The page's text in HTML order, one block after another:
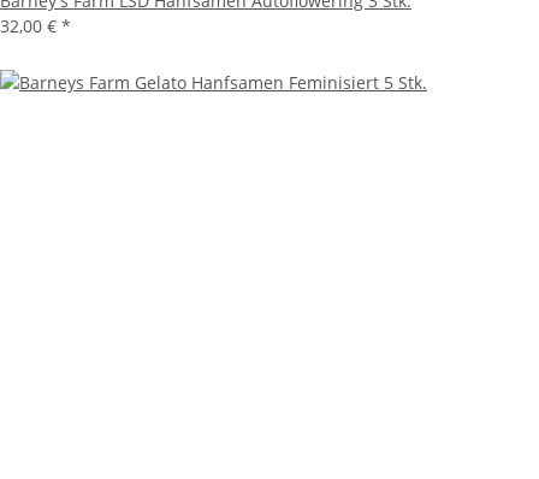
32,00 € *